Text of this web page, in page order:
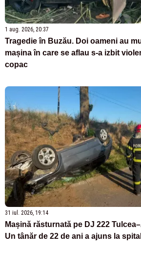
1 aug. 2026, 20:37
Tragedie în Buzău. Doi oameni au
mașina în care se aflau s-a izbit
copac
31 iul. 2026, 19:14
Mașină răsturnată pe DJ 222
Un tânăr de 22 de ani a ajuns la spital